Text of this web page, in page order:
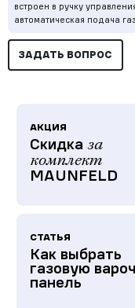
встроен в ручку
автоматическая подача
ЗАДАТЬ ВОПРОС
АКЦИЯ
Скидка за
комплект
MAUNFELD
СТАТЬЯ
Как выбрать
газовую
панель